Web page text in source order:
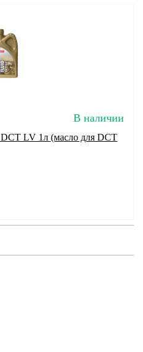
В наличии
LV 1л (масло для DCT